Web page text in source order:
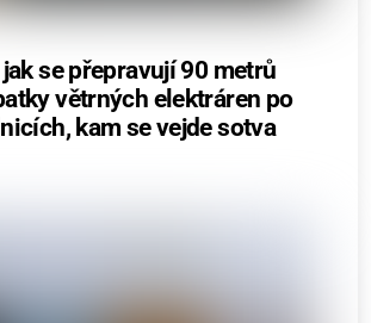
se přepravují 90 metrů
větrných elektráren po
kam se vejde sotva